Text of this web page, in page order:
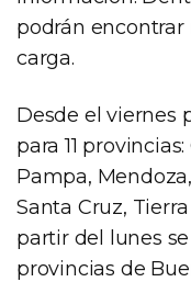
podrán encontrar
carga.
Desde el viernes
para 11
Pampa,
Santa Cruz,
partir del lunes
provincias de